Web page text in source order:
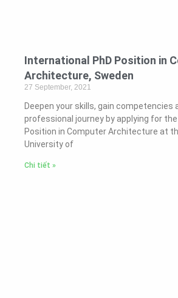
International PhD Position in
Architecture, Sweden
27 September, 2021
Deepen your skills, gain competencies
professional journey by applying for
Position in Computer Architecture at
University of
Chi tiết »